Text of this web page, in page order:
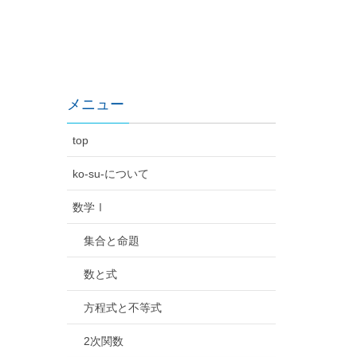
メニュー
top
ko-su-について
数学Ⅰ
集合と命題
数と式
方程式と不等式
2次関数